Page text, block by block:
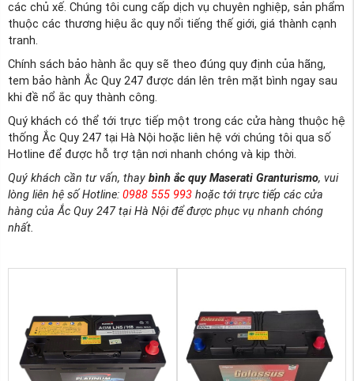
các chủ xế. Chúng tôi cung cấp dịch vụ chuyên nghiệp, sản phẩm
thuộc các thương hiệu ắc quy nổi tiếng thế giới, giá thành cạnh
tranh.
Chính sách bảo hành ắc quy sẽ theo đúng quy định của hãng,
tem bảo hành Ắc Quy 247 được dán lên trên mặt bình ngay sau
khi đề nổ ắc quy thành công.
Quý khách có thể tới trực tiếp một trong các cửa hàng thuộc hệ
thống Ắc Quy 247 tại Hà Nội hoặc liên hệ với chúng tôi qua số
Hotline để được hỗ trợ tận nơi nhanh chóng và kịp thời.
Quý khách cần tư vấn, thay bình ắc quyMaserati Granturismo, vui
lòng liên hệ số Hotline: 0988 555 993 hoặc tới trực tiếp các cửa
hàng của Ắc Quy 247 tại Hà Nội để được phục vụ nhanh chóng
nhất.